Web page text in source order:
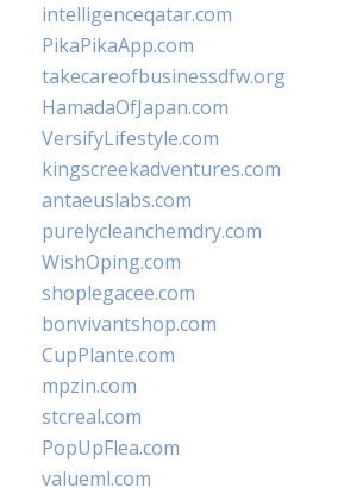
intelligenceqatar.com
PikaPikaApp.com
takecareofbusinessdfw.org
HamadaOfJapan.com
VersifyLifestyle.com
kingscreekadventures.com
antaeuslabs.com
purelycleanchemdry.com
WishOping.com
shoplegacee.com
bonvivantshop.com
CupPlante.com
mpzin.com
stcreal.com
PopUpFlea.com
valueml.com